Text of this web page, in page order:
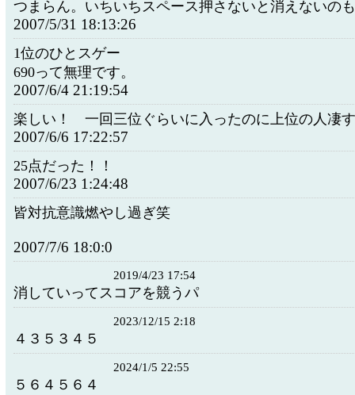
つまらん。いちいちスペース押さないと消えないの
2007/5/31 18:13:26
1位のひとスゲー
690って無理です。
2007/6/4 21:19:54
楽しい！ 一回三位ぐらいに入ったのに上位の人凄
2007/6/6 17:22:57
25点だった！！
2007/6/23 1:24:48
皆対抗意識燃やし過ぎ笑
2007/7/6 18:0:0
2019/4/23 17:54
消していってスコアを競うパ
2023/12/15 2:18
４３５３４５
2024/1/5 22:55
５６４５６４